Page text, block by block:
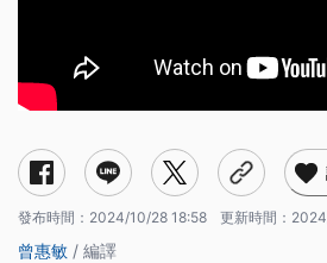
發布時間： 2024/10/28 18:58 更新時間：
曾惠敏 / 編譯